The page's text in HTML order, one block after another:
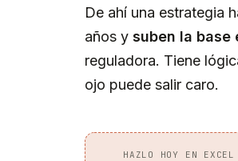
De ahí una estrategia
años y suben la base
reguladora. Tiene
ojo puede salir caro.
HAZLO HOY EN EXCEL